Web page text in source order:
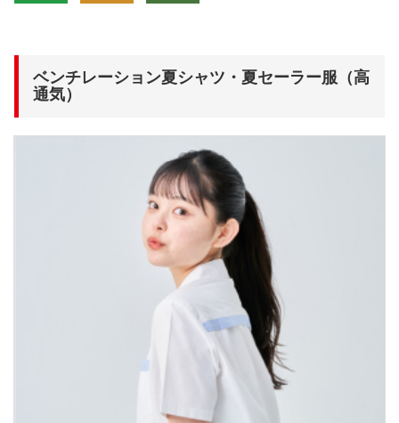
ベンチレーション夏シャツ・夏セーラー服（高
通気）